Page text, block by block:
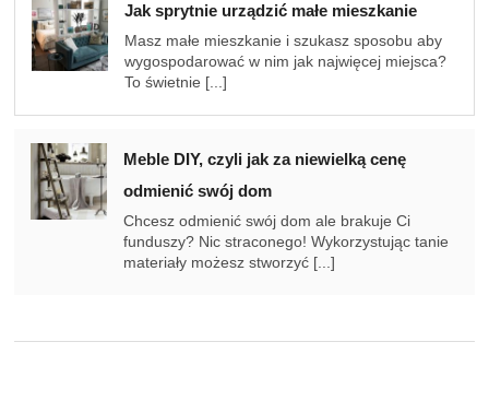
Jak sprytnie urządzić małe mieszkanie
Masz małe mieszkanie i szukasz sposobu aby
wygospodarować w nim jak najwięcej miejsca?
To świetnie [...]
Meble DIY, czyli jak za niewielką cenę
odmienić swój dom
Chcesz odmienić swój dom ale brakuje Ci
funduszy? Nic straconego! Wykorzystując tanie
materiały możesz stworzyć [...]